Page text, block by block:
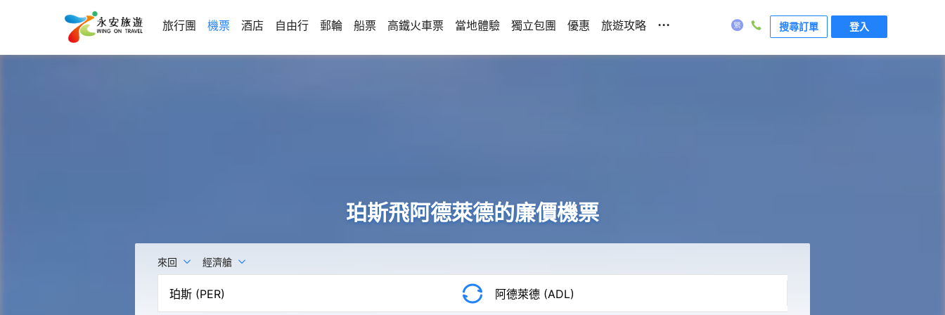
旅行團 機票 酒店 自由行 郵輪 船票 高鐵火車票 當地體驗 獨立包團 優惠 旅遊攻略 ... 搜尋訂單 登入
珀斯飛阿德萊德的廉價機票
來回 經濟艙